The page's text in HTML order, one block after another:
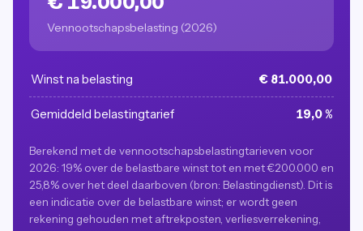
Vennootschapsbelasting (2026)
Winst na belasting € 81.000,00
Gemiddeld belastingtarief 19,0 %
Berekend met de vennootschapsbelastingtarieven voor
2026: 19% over de belastbare winst tot en met €200.000 en
25,8% over het deel daarboven (bron: Belastingdienst). Dit is
een indicatie over de belastbare winst; er wordt geen
rekening gehouden met aftrekposten, verliesverrekening,